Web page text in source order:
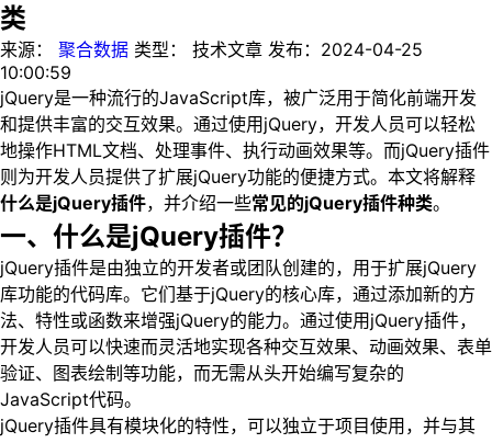
类
来源： 聚合数据 类型： 技术文章 发布： 2024-04-25
10:00:59
jQuery是一种流行的JavaScript库，被广泛用于简化前端开发
和提供丰富的交互效果。通过使用jQuery，开发人员可以轻松
地操作HTML文档、处理事件、执行动画效果等。而jQuery插件
则为开发人员提供了扩展jQuery功能的便捷方式。本文将解释
什么是jQuery插件，并介绍一些常见的jQuery插件种类。
一、什么是jQuery插件？
jQuery插件是由独立的开发者或团队创建的，用于扩展jQuery
库功能的代码库。它们基于jQuery的核心库，通过添加新的方
法、特性或函数来增强jQuery的能力。通过使用jQuery插件，
开发人员可以快速而灵活地实现各种交互效果、动画效果、表单
验证、图表绘制等功能，而无需从头开始编写复杂的
JavaScript代码。
jQuery插件具有模块化的特性，可以独立于项目使用，并与其